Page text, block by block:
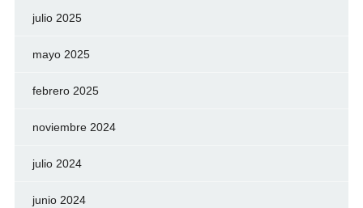
julio 2025
mayo 2025
febrero 2025
noviembre 2024
julio 2024
junio 2024